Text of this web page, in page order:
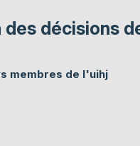
décisions
membres de l'uihj